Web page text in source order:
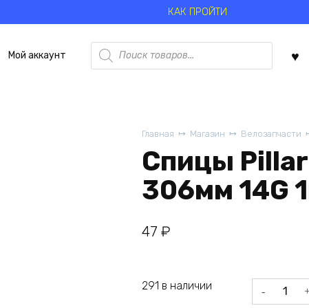
КАК ПРОЙТИ
Мой аккаунт
Поиск
товаров
Главная
Магазин Велозапчасти
Спицы
306мм 14G
47 ₽
291 в наличии
Количество
товара